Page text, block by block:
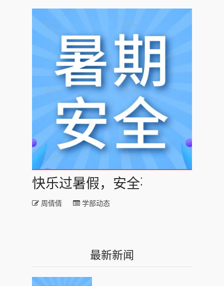
快乐过暑假，安全不“放假”｜
周倩倩 学部动态
最新新闻